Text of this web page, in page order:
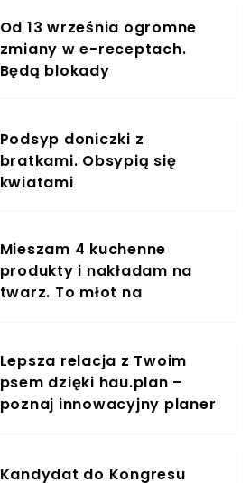
Od 13 września ogromne
zmiany w e-receptach.
Będą blokady
Podsyp doniczki z
bratkami. Obsypią się
kwiatami
Mieszam 4 kuchenne
produkty i nakładam na
twarz. To młot na
Lepsza relacja z Twoim
psem dzięki hau.plan –
poznaj innowacyjny planer
Kandydat do Kongresu